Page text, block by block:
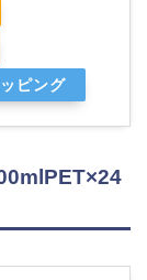
ピング